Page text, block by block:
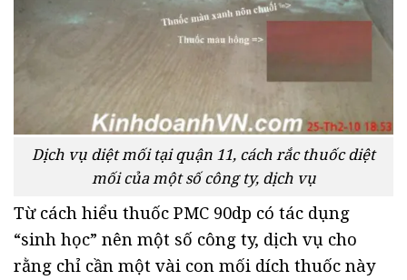
Dịch vụ diệt mối tại quận 11, cách rắc thuốc diệt
mối của một số công ty, dịch vụ
Từ cách hiểu thuốc PMC 90dp có tác dụng
“sinh học” nên một số công ty, dịch vụ cho
rằng chỉ cần một vài con mối dích thuốc này